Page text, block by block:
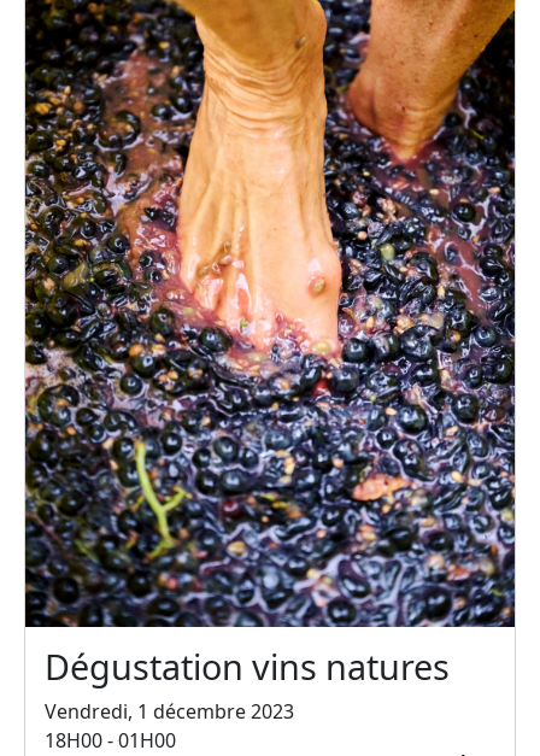
Dégustation vins natures
Vendredi, 1 décembre 2023
18H00 - 01H00